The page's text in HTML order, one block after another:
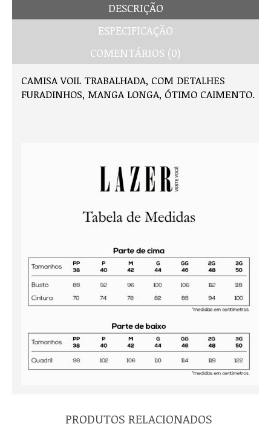
DESCRIÇÃO
ESPECIFICAÇÃO
COMENTÁRIOS (0)
CAMISA VOIL TRABALHADA, COM DETALHES
FURADINHOS, MANGA LONGA, ÓTIMO CAIMENTO.
PRODUTOS RELACIONADOS